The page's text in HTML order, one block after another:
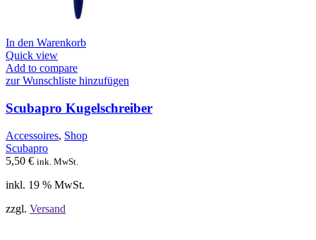
In den Warenkorb
Quick view
Add to compare
zur Wunschliste hinzufügen
Scubapro Kugelschreiber
Accessoires, Shop
Scubapro
5,50 € ink. MwSt.
inkl. 19 % MwSt.
zzgl. Versand